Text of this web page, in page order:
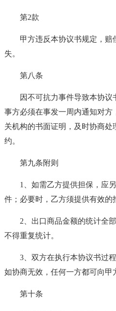
第2款
甲方违反本协议书规定，
失。
第八条
因不可抗力事件导致本协
事方必须在事发一周内通知对方
关机构的书面证明，及时协商处
约。
第九条附则
1、如需乙方提供担保，应
件；必要时，乙方须提供有效的
2、出口商品金额的统计全
不得重复统计。
3、双方在执行本协议书过
如协商无效，任何一方都可向甲
第十条